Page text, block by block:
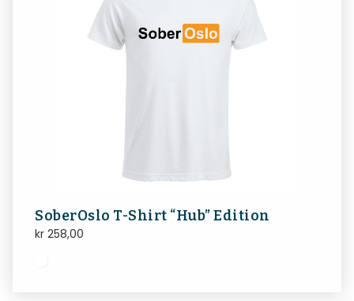
SoberOslo T-Shirt “Hub” Edition
kr 258,00